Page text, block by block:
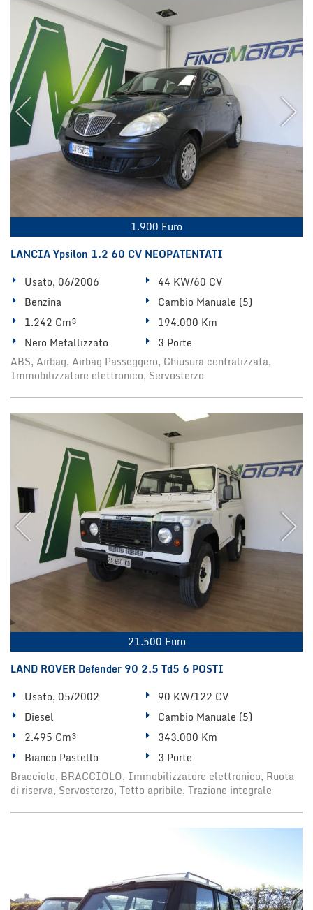
1.900 Euro
LANCIA Ypsilon 1.2 60 CV NEOPATENTATI
Usato, 06/2006
44 KW/60 CV
Benzina
Cambio Manuale (5)
1.242 Cm³
194.000 Km
Nero Metallizzato
3 Porte
ABS, Airbag, Airbag Passeggero, Chiusura centralizzata,
Immobilizzatore elettronico, Servosterzo
21.500 Euro
LAND ROVER Defender 90 2.5 Td5 6 POSTI
Usato, 05/2002
90 KW/122 CV
Diesel
Cambio Manuale (5)
2.495 Cm³
343.000 Km
Bianco Pastello
3 Porte
Bracciolo, BRACCIOLO, Immobilizzatore elettronico, Ruota
di riserva, Servosterzo, Tetto apribile, Trazione integrale